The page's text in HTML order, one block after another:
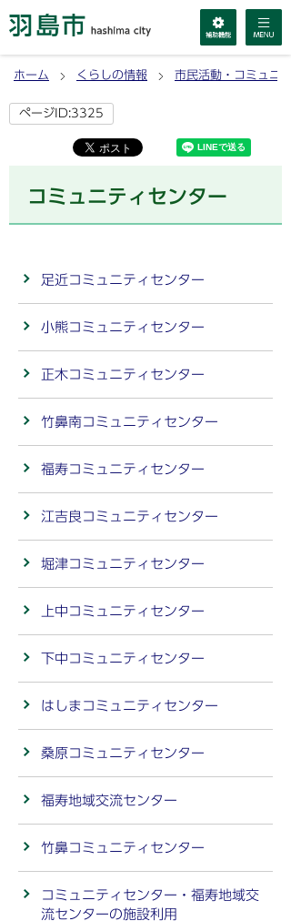
ホーム くらしの情報 市民活動・コミュニテ
ページID:3325
コミュニティセンター
足近コミュニティセンター
小熊コミュニティセンター
正木コミュニティセンター
竹鼻南コミュニティセンター
福寿コミュニティセンター
江吉良コミュニティセンター
堀津コミュニティセンター
上中コミュニティセンター
下中コミュニティセンター
はしまコミュニティセンター
桑原コミュニティセンター
福寿地域交流センター
竹鼻コミュニティセンター
コミュニティセンター・福寿地域交
流センターの施設利用